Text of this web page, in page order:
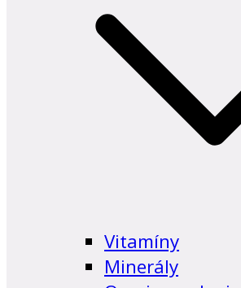
Vitamíny
Minerály